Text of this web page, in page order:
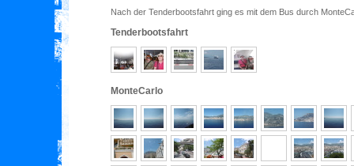
Nach der Tenderbootsfahrt ging es mit dem Bus durch
Tenderbootsfahrt
MonteCarlo